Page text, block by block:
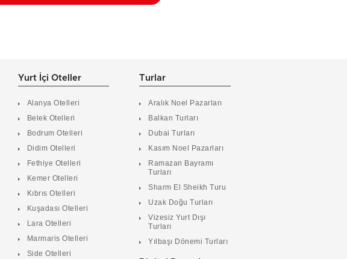
Yurt İçi Oteller
Alanya Otelleri
Belek Otelleri
Bodrum Otelleri
Didim Otelleri
Fethiye Otelleri
Kemer Otelleri
Kıbrıs Otelleri
Kuşadası Otelleri
Lara Otelleri
Marmaris Otelleri
Side Otelleri
Turlar
Aralık Noel Pazarları
Balkan Turları
Dubai Turları
Kasım Noel Pazarları
Ramazan Bayramı
Turları
Sharm El Sheikh Turu
Uzak Doğu Turları
Vizesiz Yurt Dışı
Turları
Yılbaşı Dönemi Turları